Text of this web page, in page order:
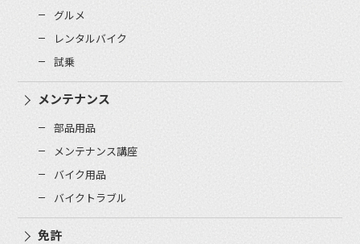
グルメ
レンタルバイク
試乗
メンテナンス
部品用品
メンテナンス講座
バイク用品
バイクトラブル
免許